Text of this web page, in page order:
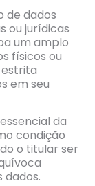
de dados
ou jurídicas
um amplo
físicos ou
estrita
em seu
da
condição
o titular ser
dados.